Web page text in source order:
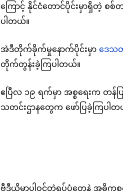
ကြောင့် နိုင်ငံတောင်ပိုင်းမှာရှိတဲ့ စ
ပါတယ်။
အဲဒီတိုက်ခိုက်မှုနောက်ပိုင်းမှာ ဒေသတွ
တိုက်တွန်းခဲ့ကြပါတယ်။
ဧပြီလ ၁၉ ရက်မှာ အစ္စရေးက တ
သတင်းဌာနတွေက ဖော်ပြခဲ့ကြပါ
ဗီဒီယိုမှာပါဝင်တဲ့ရုပ်ပုံတွေနဲ့ အဓိကစ